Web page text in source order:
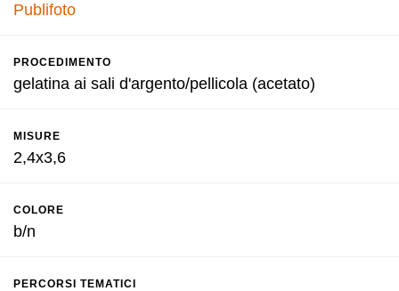
Publifoto
PROCEDIMENTO
gelatina ai sali d'argento/pellicola (acetato)
MISURE
2,4x3,6
COLORE
b/n
PERCORSI TEMATICI